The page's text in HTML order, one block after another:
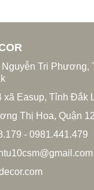
Tri Phương,
xã Easup, Tỉnh Đắk
Thị Hoa, Quận
- 0981.441.479